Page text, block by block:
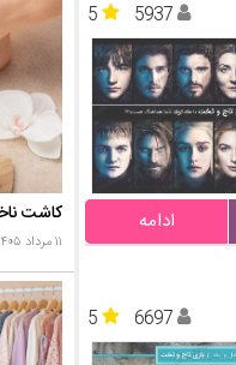
5
5937
ادامه
5
6697
۱۱ مرداد ۱۴۰۵ - ۱۱:۰۸